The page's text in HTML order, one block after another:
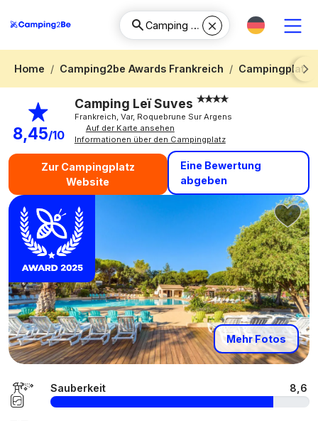
Home Camping2be Awards Frankreich
Campingplatz
Next
8,45/10
Camping Leï Suves
Frankreich, Var, Roquebrune Sur Argens
Auf der Karte ansehen
Informationen über den Campingplatz
Zur Campingplatz
Website
Eine Bewertung
abgeben
Mehr Fotos
Sauberkeit 8,6